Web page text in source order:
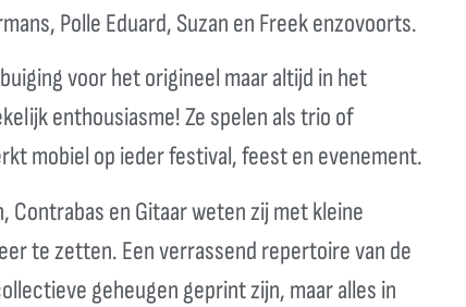
Polle Eduard, Suzan en Freek enzovoorts.
voor het origineel maar altijd in het
enthousiasme! Ze spelen als trio of
mobiel op ieder festival, feest en evenement.
Contrabas en Gitaar weten zij met kleine
te zetten. Een verrassend repertoire van de
geheugen geprint zijn, maar alles in